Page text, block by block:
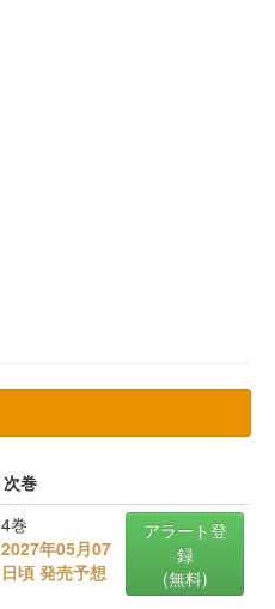
次巻
4巻
2027年05月07
日頃 発売予想
アラート登
録
(無料)